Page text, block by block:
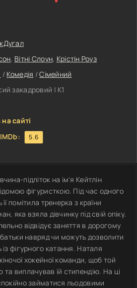
, Вітні Слоун, Крістін Роуз
/ Комедія /Сімейний
закадровий | К1
сайті
IMDb: 5.6
підліток на ім'я Кейтлін
фігуристкою. Під час одного
помітила тренерка з країни
яка взяла дівчинку під свій опіку.
відвідує заняття в дорогому
навряд чи можуть дозволити
фігурного катання. Наталя
хокейної команди, щоб той
виплачував їй стипендію. На ці
займатися льодовими